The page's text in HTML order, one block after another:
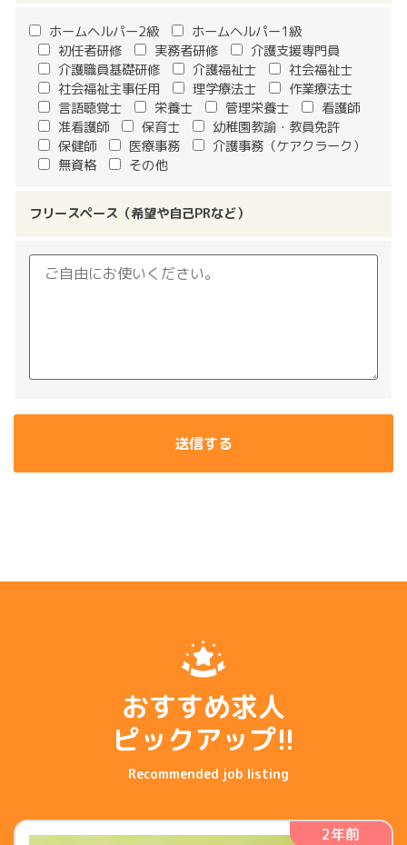
ホームヘルパー2級
ホームヘルパー1級
初任者研修
実務者研修
介護支援専門員
介護職員基礎研修
介護福祉士
社会福祉士
社会福祉主事任用
理学療法士
作業療法士
言語聴覚士
栄養士 管理栄養士
看護師
准看護師
保育士
幼稚園教諭・教員免許
保健師
医療事務
介護事務（ケアクラーク）
無資格
その他
フリースペース（希望や自己PRなど）
送信する
おすすめ求人
ピックアップ!!
2年前